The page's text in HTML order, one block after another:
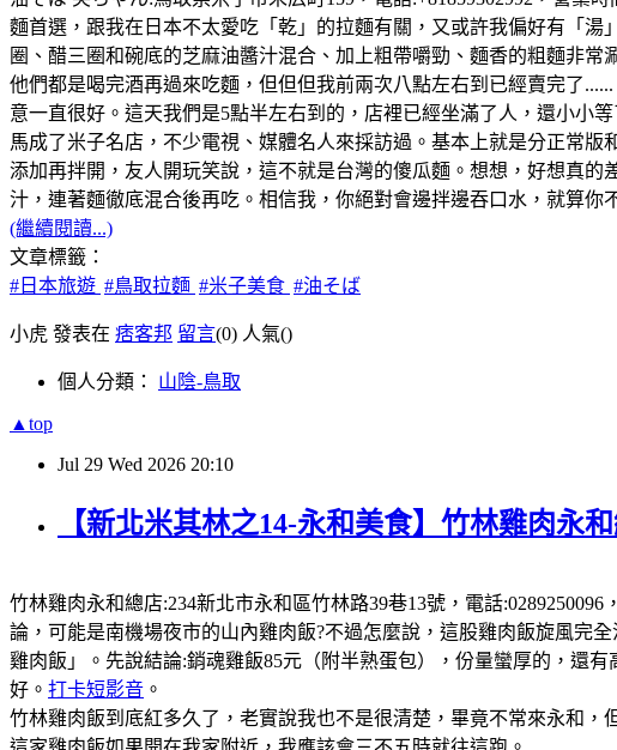
麵首選，跟我在日本不太愛吃「乾」的拉麵有關，又或許我偏好有「
圈、醋三圈和碗底的芝麻油醬汁混合、加上粗帶嚼勁、麵香的粗麵非
他們都是喝完酒再過來吃麵，但但但我前兩次八點左右到已經賣完了
意一直很好。這天我們是5點半左右到的，店裡已經坐滿了人，還小小
馬成了米子名店，不少電視、媒體名人來採訪過。基本上就是分正常
添加再拌開，友人開玩笑說，這不就是台灣的傻瓜麵。想想，好想真
汁，連著麵徹底混合後再吃。相信我，你絕對會邊拌邊吞口水，就算
(繼續閱讀...)
文章標籤：
#日本旅遊 #鳥取拉麵 #米子美食 #油そば
小虎 發表在 痞客邦 留言(0) 人氣()
個人分類： 山陰-鳥取
▲top
Jul 29 Wed 2026 20:10
【新北米其林之14-永和美食】竹林雞肉永
竹林雞肉永和總店:234新北市永和區竹林路39巷13號，電話
論，可能是南機場夜市的山內雞肉飯?不過怎麼說，這股雞肉飯旋風完
雞肉飯」。先說結論:銷魂雞飯85元（附半熟蛋包），份量蠻厚的，還
好。 打卡短影音 。
竹林雞肉飯到底紅多久了，老實說我也不是很清楚，畢竟不常來永和，